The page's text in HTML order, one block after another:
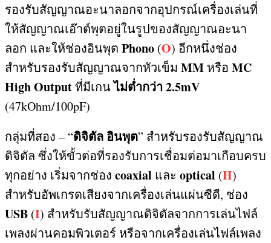
รองรับสัญญาณอะนาลอกจากอุปกรณ์เครื่องเล่นที่
ให้สัญญาณเอ๊าต์พุตอยู่ในรูปของสัญญาณอะนา
ลอก และให้ช่องอินพุต Phono (O) อีกหนึ่งช่อง
สำหรับรองรับสัญญาณจากหัวเข็ม MM หรือ MC
High Outputที่มีเกนไม่ต่ำกว่า2.5mV
(47kOhm/100pF)
กลุ่มที่สอง – “ดิจิตัล อินพุต” สำหรับรองรับสัญญาณ
ดิจิตัล ซึ่งให้ขั้วต่อที่รองรับการเชื่อมต่อมาเกือบครบ
ทุกอย่าง เริ่มจากช่อง coaxial และ optical (H)
สำหรับอัพเกรดเสียงจากเครื่องเล่นแผ่นซีดี, ช่อง
USB (I) สำหรับรับสัญญาณดิจิตัลจากการเล่นไฟล์
เพลงผ่านคอมพิวเตอร์ หรือจากเครื่องเล่นไฟล์เพลง